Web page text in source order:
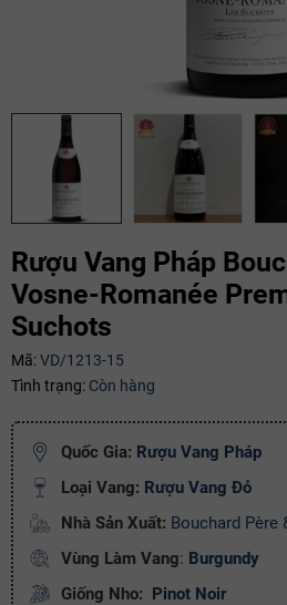
Rượu Vang Pháp
Vosne-Romanée
Suchots
Mã:VD/1213-15
Tình trạng: Còn hàng
Quốc Gia: Rượu Vang Pháp
Loại Vang: Rượu Vang Đỏ
Nhà Sản Xuất: Bouchard Père
Vùng Làm Vang: Burgundy
Giống Nho: Pinot Noir
Mã giảm giá:
Điều kiện: